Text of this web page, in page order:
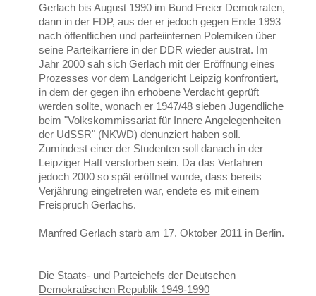
Gerlach bis August 1990 im Bund Freier Demokraten,
dann in der FDP, aus der er jedoch gegen Ende 1993
nach öffentlichen und parteiinternen Polemiken über
seine Parteikarriere in der DDR wieder austrat. Im
Jahr 2000 sah sich Gerlach mit der Eröffnung eines
Prozesses vor dem Landgericht Leipzig konfrontiert,
in dem der gegen ihn erhobene Verdacht geprüft
werden sollte, wonach er 1947/48 sieben Jugendliche
beim "Volkskommissariat für Innere Angelegenheiten
der UdSSR" (NKWD) denunziert haben soll.
Zumindest einer der Studenten soll danach in der
Leipziger Haft verstorben sein. Da das Verfahren
jedoch 2000 so spät eröffnet wurde, dass bereits
Verjährung eingetreten war, endete es mit einem
Freispruch Gerlachs.
Manfred Gerlach starb am 17. Oktober 2011 in Berlin.
Die Staats- und Parteichefs der Deutschen
Demokratischen Republik 1949-1990